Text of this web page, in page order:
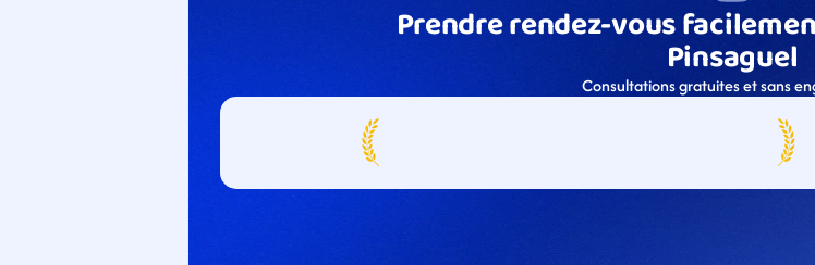
Prendre rendez-vous
Pinsaguel
Consultations gratuites et sans